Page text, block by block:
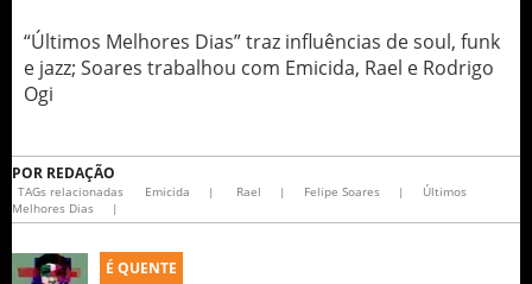
“Últimos Melhores Dias” traz influências de soul, funk
e jazz; Soares trabalhou com Emicida, Rael e Rodrigo
Ogi
POR REDAÇÃO
TAGs relacionadas Emicida | Rael | Felipe Soares |
Últimos
Melhores Dias
|
É QUENTE